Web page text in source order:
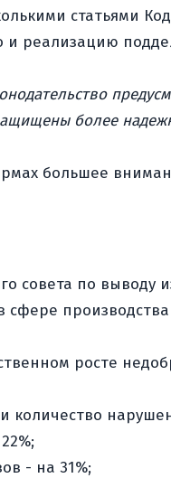
статьями
и реализацию
более
большее
совета по
сфере
росте
количество
- на 31%;